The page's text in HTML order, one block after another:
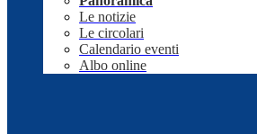
Le notizie
Le circolari
Calendario eventi
Albo online